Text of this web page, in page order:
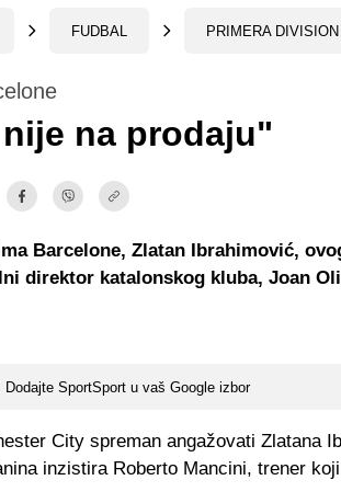
FUDBAL PRIMERA DIVISION
na prodaju"
Dodajte SportSport u vaš Google izbor
Barcelone, Zlatan Ibrahimović,
direktor katalonskog kluba, Joan
City spreman angažovati Zlatana
inzistira Roberto Mancini, trener